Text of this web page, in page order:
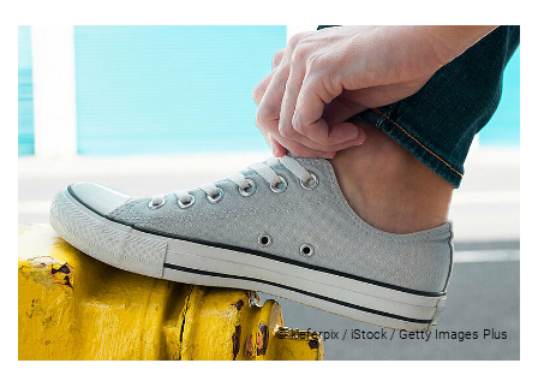
© kieferpix / iStock / Getty Images Plus